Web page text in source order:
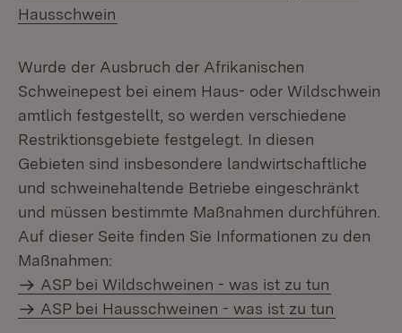
Hausschwein
Wurde der Ausbruch der Afrikanischen
Schweinepest bei einem Haus- oder Wildschwein
amtlich festgestellt, so werden verschiedene
Restriktionsgebiete festgelegt. In diesen
Gebieten sind insbesondere landwirtschaftliche
und schweinehaltende Betriebe eingeschränkt
und müssen bestimmte Maßnahmen durchführen.
Auf dieser Seite finden Sie Informationen zu den
Maßnahmen:
ASP bei Wildschweinen - was ist zu tun
ASP bei Hausschweinen - was ist zu tun